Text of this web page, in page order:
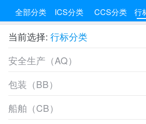
全部分类 ICS分类 CCS分类 行
当前选择: 行标分类
安全生产（AQ）
包装（BB）
船舶（CB）